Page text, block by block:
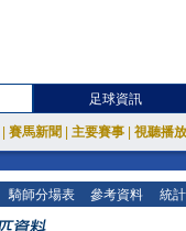
足球資訊
賽馬新聞 主要賽事 視聽播
騎師分場表 參考資料 統